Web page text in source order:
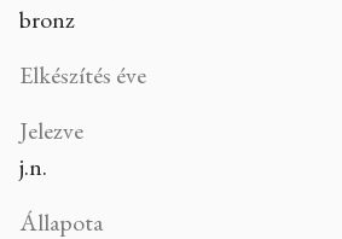
bronz
Elkészítés éve
Jelezve
j.n.
Állapota